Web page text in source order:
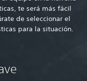
te será más fácil
de seleccionar el
para la situación.